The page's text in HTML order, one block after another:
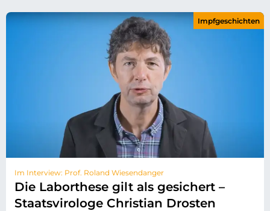
Im Interview: Prof. Roland Wiesendanger
Die Laborthese gilt als gesichert –
Staatsvirologe Christian Drosten
Impfgeschichten